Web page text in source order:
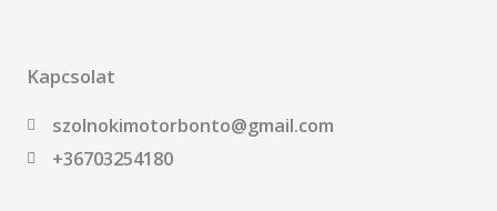
Kapcsolat
szolnokimotorbonto@gmail.com
+36703254180